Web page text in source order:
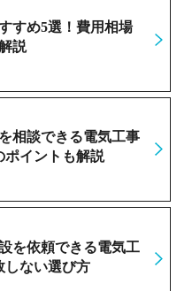
すめ5選！費用相場
説
相談できる電気工事
ポイントも解説
を依頼できる電気工
しない選び方